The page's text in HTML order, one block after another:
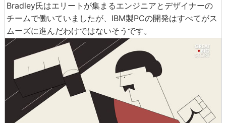
Bradley氏はエリートが集まるエンジニアとデザイナーの
チームで働いていましたが、IBM製PCの開発はすべてがス
ムーズに進んだわけではないそうです。